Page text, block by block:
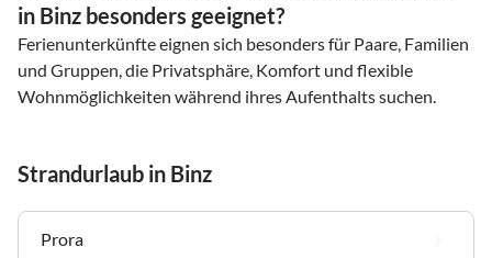
in Binz besonders geeignet?
Ferienunterkünfte eignen sich besonders für Paare, Familien
und Gruppen, die Privatsphäre, Komfort und flexible
Wohnmöglichkeiten während ihres Aufenthalts suchen.
Strandurlaub in Binz
Prora